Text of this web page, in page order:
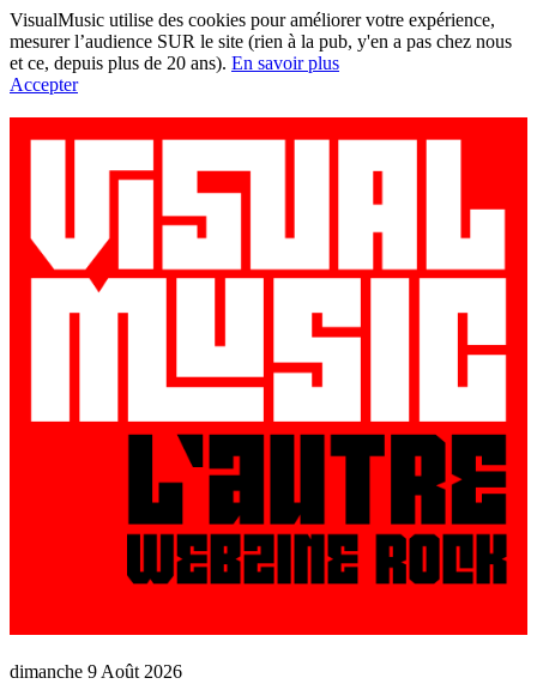
VisualMusic utilise des cookies pour améliorer votre expérience,
mesurer l’audience SUR le site (rien à la pub, y'en a pas chez nous
et ce, depuis plus de 20 ans). En savoir plus
Accepter
dimanche 9 Août 2026